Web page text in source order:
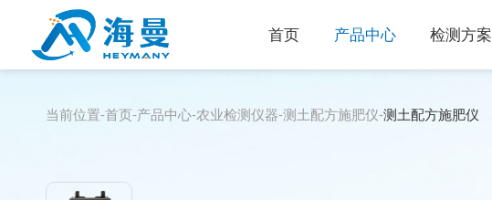
首页 产品中心 检测方案
当前位置-首页-产品中心-农业检测仪器-测土配方施肥仪-测土配方施肥仪